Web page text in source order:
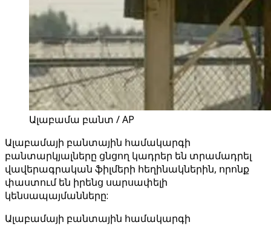
Ալաբամա բանտ / AP
Ալաբամայի բանտային համակարգի
բանտարկյալները ցնցող կադրեր են տրամադրել
վավերագրական ֆիլմերի հեղինակներին, որոնք
փաստում են իրենց սարսափելի
կենսապայմանները:
Ալաբամայի բանտային համակարգի